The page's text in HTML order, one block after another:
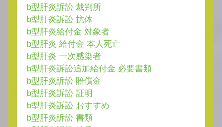
b型肝炎訴訟 裁判所
b型肝炎訴訟 抗体
b型肝炎給付金 対象者
b型肝炎 給付金 本人死亡
b型肝炎 一次感染者
b型肝炎訴訟追加給付金 必要書類
b型肝炎訴訟 賠償金
b型肝炎訴訟 証明
b型肝炎訴訟 おすすめ
b型肝炎訴訟 書類